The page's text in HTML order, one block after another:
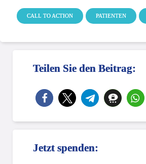
CALL TO ACTION PATIENTEN
Teilen Sie den Beitrag:
Jetzt spenden: